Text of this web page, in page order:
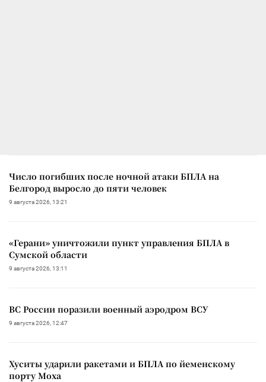
Число погибших после ночной атаки БПЛА на
Белгород выросло до пяти человек
9 августа 2026, 13:21
«Герани» уничтожили пункт управления БПЛА в
Сумской области
9 августа 2026, 13:11
ВС России поразили военный аэродром ВСУ
9 августа 2026, 12:47
Хуситы ударили ракетами и БПЛА по йеменскому
порту Моха